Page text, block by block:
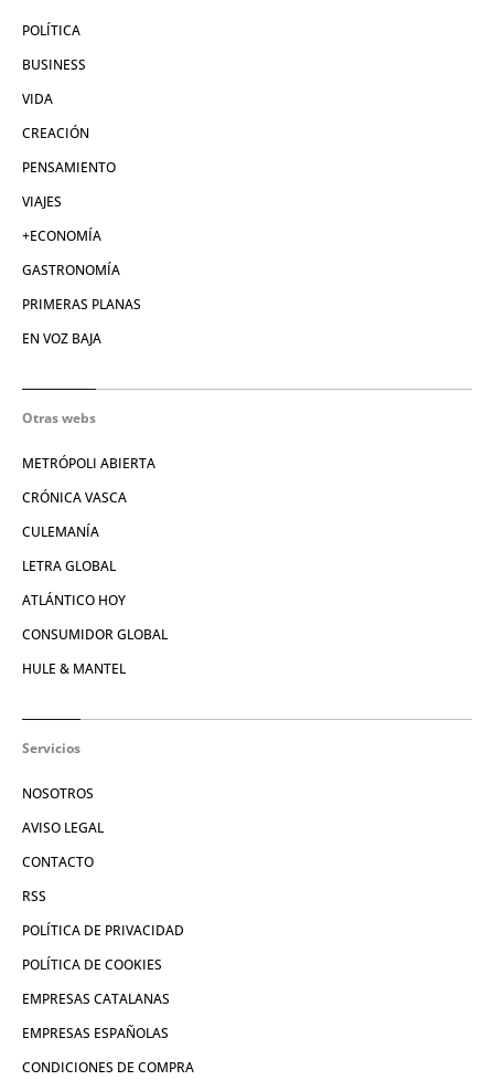
POLÍTICA
BUSINESS
VIDA
CREACIÓN
PENSAMIENTO
VIAJES
+ECONOMÍA
GASTRONOMÍA
PRIMERAS PLANAS
EN VOZ BAJA
Otras webs
METRÓPOLI ABIERTA
CRÓNICA VASCA
CULEMANÍA
LETRA GLOBAL
ATLÁNTICO HOY
CONSUMIDOR GLOBAL
HULE & MANTEL
Servicios
NOSOTROS
AVISO LEGAL
CONTACTO
RSS
POLÍTICA DE PRIVACIDAD
POLÍTICA DE COOKIES
EMPRESAS CATALANAS
EMPRESAS ESPAÑOLAS
CONDICIONES DE COMPRA